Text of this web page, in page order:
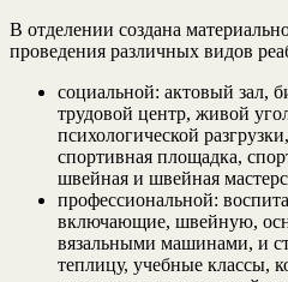
В отделении создана
проведения различных видов
социальной: актовый зал,
трудовой центр, живой
психологической
спортивная площадка,
швейная и швейная
профессиональной:
включающие, швейную,
вязальными машинами, и
теплицу, учебные классы,